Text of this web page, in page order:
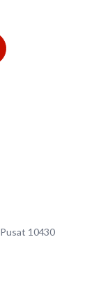
10430